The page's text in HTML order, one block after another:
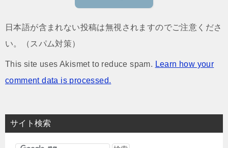
日本語が含まれない投稿は無視されますのでご注意くださ
い。（スパム対策）
This site uses Akismet to reduce spam. Learn how your
comment data is processed.
サイト検索